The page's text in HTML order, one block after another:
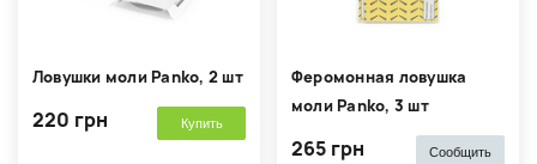
Ловушки моли Panko, 2 шт
220 грн Купить
Феромонная ловушка
моли Panko, 3 шт
265 грн Сообщить